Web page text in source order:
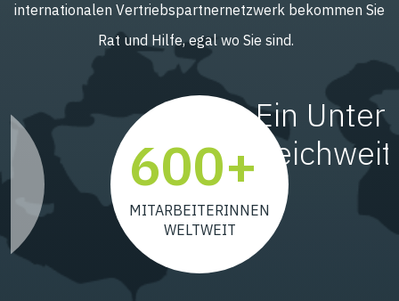
internationalen Vertriebspartnernetzwerk bekommen Sie
Rat und Hilfe, egal wo Sie sind.
600+
MITARBEITERINNEN
WELTWEIT
Ein